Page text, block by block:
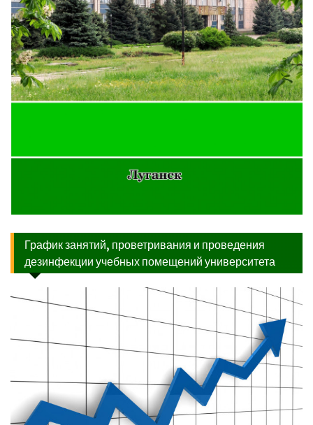
График занятий, проветривания и проведения
дезинфекции учебных помещений университета